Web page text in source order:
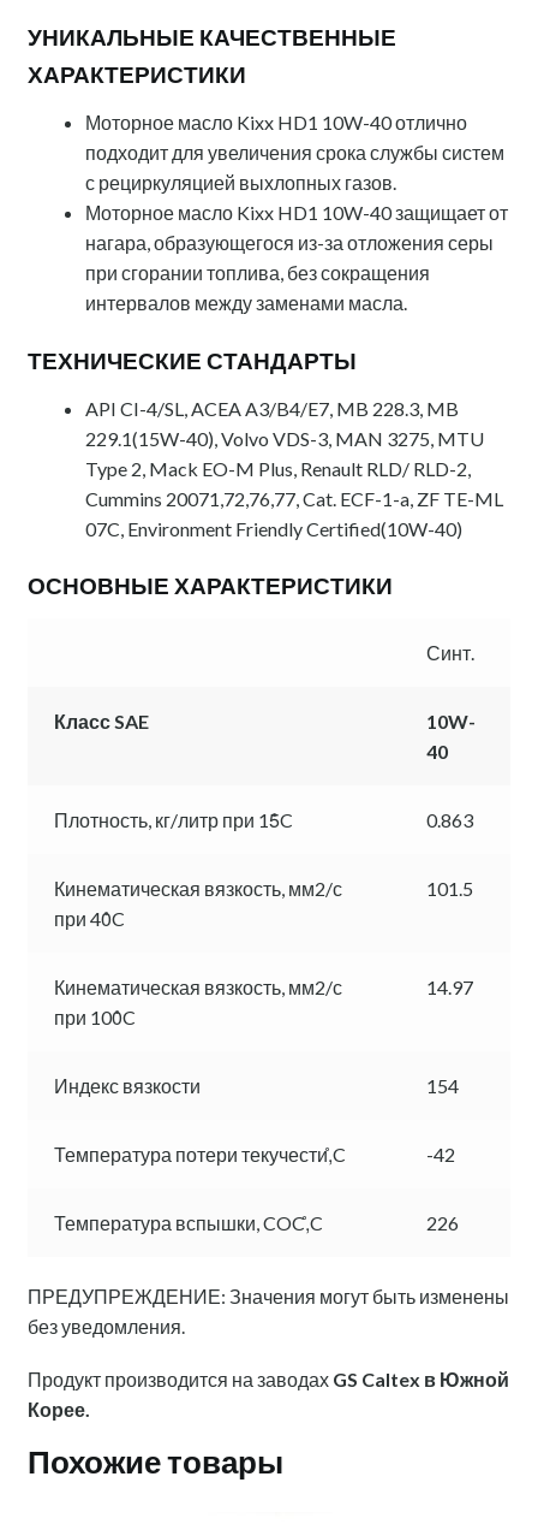
УНИКАЛЬНЫЕ КАЧЕСТВЕННЫЕ
ХАРАКТЕРИСТИКИ
Моторное масло Kixx HD1 10W-40 отлично
подходит для увеличения срока службы систем
с рециркуляцией выхлопных газов.
Моторное масло Kixx HD1 10W-40 защищает от
нагара, образующегося из-за отложения серы
при сгорании топлива, без сокращения
интервалов между заменами масла.
ТЕХНИЧЕСКИЕ СТАНДАРТЫ
API CI-4/SL, ACEA A3/B4/E7, MB 228.3, MB
229.1(15W-40), Volvo VDS-3, MAN 3275, MTU
Type 2, Mack EO-M Plus, Renault RLD/ RLD-2,
Cummins 20071,72,76,77, Cat. ECF-1-a, ZF TE-ML
07C, Environment Friendly Certified(10W-40)
ОСНОВНЫЕ ХАРАКТЕРИСТИКИ
Синт.
Класс SAE
10W-
40
Плотность, кг/литр при 15̊C 0.863
Кинематическая вязкость, мм2/с
при 40̊C
101.5
Кинематическая вязкость, мм2/с
при 100̊C
14.97
Индекс вязкости 154
Температура потери текучести,̊C -42
Температура вспышки, COC,̊C 226
ПРЕДУПРЕЖДЕНИЕ: Значения могут быть изменены
без уведомления.
Продукт производится на заводах GS Caltex в Южной
Корее.
Похожие товары